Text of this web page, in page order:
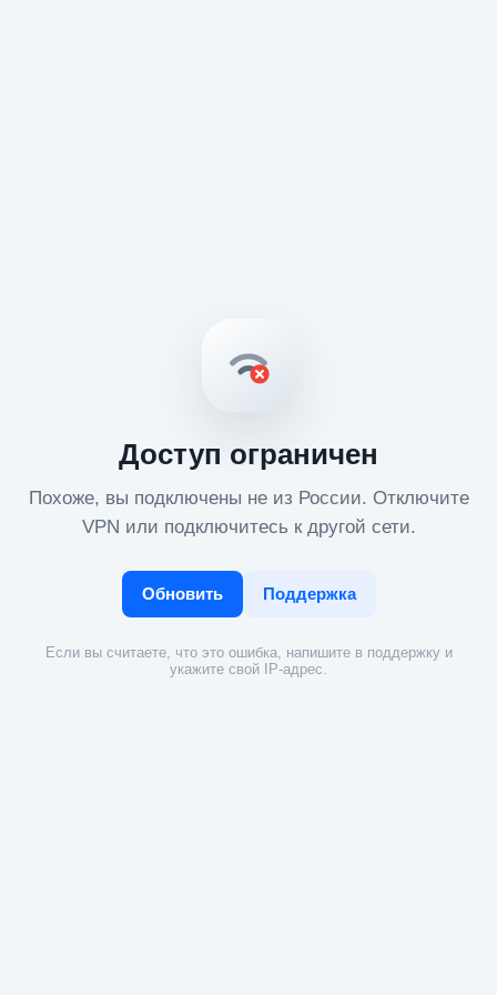
Доступ ограничен
Похоже, вы подключены не из России. Отключите
VPN или подключитесь к другой сети.
Обновить Поддержка
Если вы считаете, что это ошибка, напишите в поддержку и
укажите свой IP-адрес.